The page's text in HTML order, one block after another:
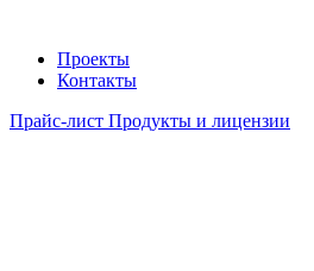
Проекты
Контакты
Прайс-лист Продукты и лицензии